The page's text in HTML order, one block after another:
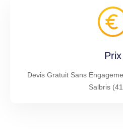
Prix
Devis Gratuit Sans
Salbris